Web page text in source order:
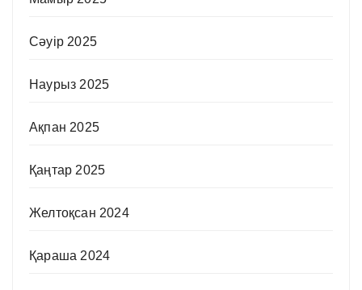
Сәуір 2025
Наурыз 2025
Ақпан 2025
Қаңтар 2025
Желтоқсан 2024
Қараша 2024